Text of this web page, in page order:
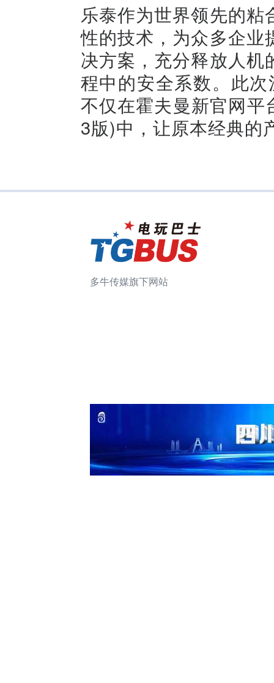
乐泰作为世界领先的
性的技术，为众多企业
决方案，充分释放人
程中的安全系数。此
不仅在霍夫曼新官网
3版)中，让原本经典的
多牛传媒旗下网站